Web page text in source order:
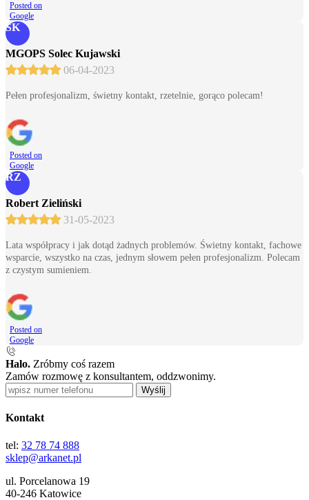
Posted on
Google
SK
MGOPS Solec Kujawski
06-04-2023
Pełen profesjonalizm, świetny kontakt, rzetelnie, gorąco polecam!
Posted on
Google
RZ
Robert Zieliński
31-05-2023
Lata współpracy i jak dotąd żadnych problemów. Świetny kontakt, fachowe
wsparcie, wszystko na czas, jednym słowem pełen profesjonalizm. Polecam
z czystym sumieniem.
Posted on
Google
Halo. Zróbmy coś razem
Zamów rozmowę z konsultantem, oddzwonimy.
Wyślij
Kontakt
tel: 32 78 74 888
sklep@arkanet.pl
ul. Porcelanowa 19
40-246 Katowice